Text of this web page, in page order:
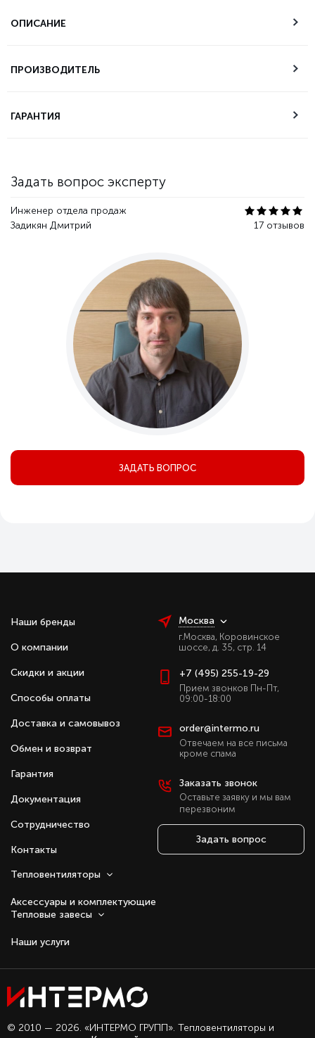
Задать вопрос эксперту
Инженер отдела продаж
Задикян Дмитрий
17 отзывов
ЗАДАТЬ ВОПРОС
ОПИСАНИЕ
ПРОИЗВОДИТЕЛЬ
ГАРАНТИЯ
Наши бренды
О компании
Скидки и акции
Способы оплаты
Доставка и самовывоз
Обмен и возврат
Гарантия
Документация
Сотрудничество
Контакты
Тепловентиляторы
Аксессуары и комплектующие
Тепловые завесы
Наши услуги
Москва
г.Москва, Коровинское
шоссе, д. 35, стр. 14
+7 (495) 255-19-29
Прием звонков Пн-Пт,
09:00-18:00
order@intermo.ru
Отвечаем на все письма
кроме спама
Заказать звонок
Оставьте заявку и мы вам
перезвоним
Задать вопрос
© 2010 — 2026. «ИНТЕРМО ГРУПП». Тепловентиляторы и
Оставаясь с нами, вы соглашаетесь на
использование файлов куки.